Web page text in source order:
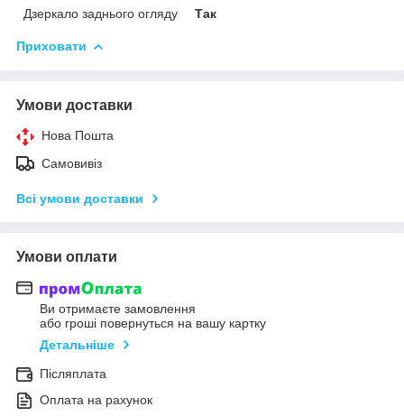
Дзеркало заднього огляду
Так
Приховати
Умови доставки
Нова Пошта
Самовивіз
Всі умови доставки
Умови оплати
Ви отримаєте замовлення
або гроші повернуться на вашу картку
Детальніше
Післяплата
Оплата на рахунок